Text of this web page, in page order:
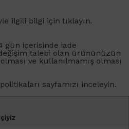
ilgili bilgi için tıklayın.
gün içerisinde iade
talebi olan ürününüzün
ve kullanılmamış olması
politikaları sayfamızı inceleyin.